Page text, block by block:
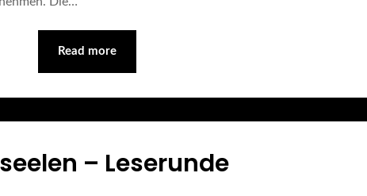
Read more
– Leserunde